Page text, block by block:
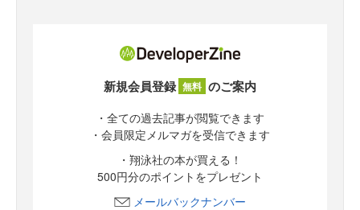
新規会員登録 無料 のご案内
・全ての過去記事が閲覧できます
・会員限定メルマガを受信できます
・翔泳社の本が買える！
500円分のポイントをプレゼント
メールバックナンバー